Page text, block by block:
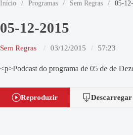
Início / Programas / Sem Regras / 05-
05-12-2015
Sem Regras 03/12/2015 57:23
<p>Podcast do programa de 05 de de
Reproduzir Descarregar